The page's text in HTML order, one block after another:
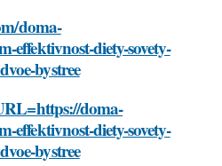
doma-
effektivnost-diety-sovety-
bystree
doma-
effektivnost-diety-sovety-
bystree